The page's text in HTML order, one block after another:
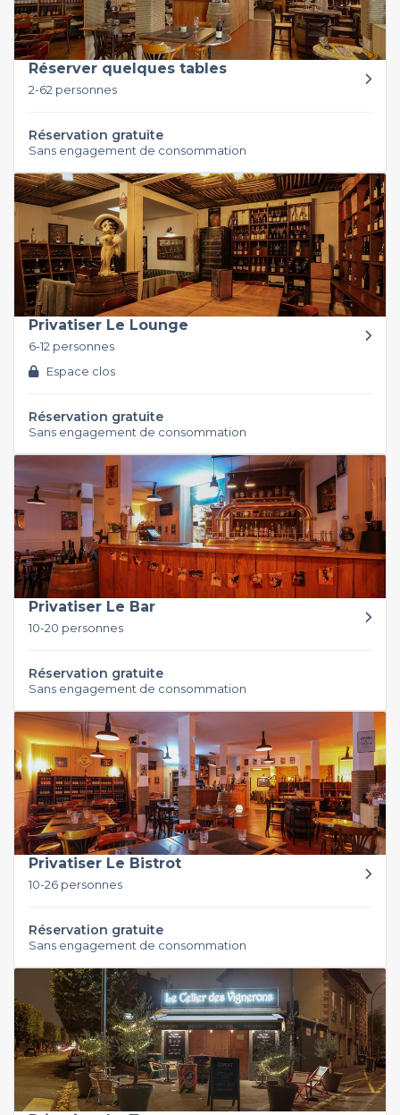
Réserver quelques tables
2-62 personnes
Réservation gratuite
Sans engagement de consommation
Privatiser Le Lounge
6-12 personnes
Espace clos
Réservation gratuite
Sans engagement de consommation
Privatiser Le Bar
10-20 personnes
Réservation gratuite
Sans engagement de consommation
Privatiser Le Bistrot
10-26 personnes
Réservation gratuite
Sans engagement de consommation